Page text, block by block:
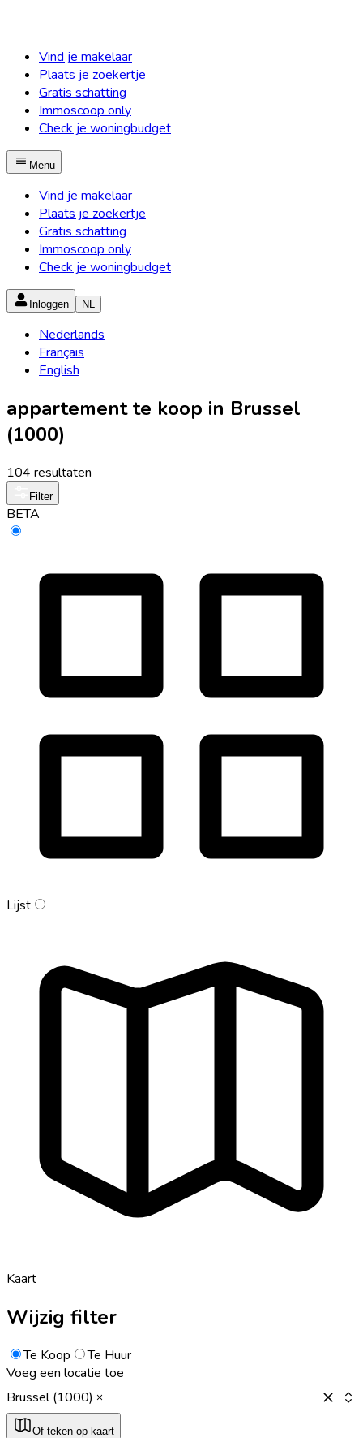
Vind je makelaar
Plaats je zoekertje
Gratis schatting
Immoscoop only
Check je woningbudget
Menu
Vind je makelaar
Plaats je zoekertje
Gratis schatting
Immoscoop only
Check je woningbudget
Inloggen NL
Nederlands
Français
English
appartement te koop in Brussel
(1000)
104 resultaten
Filter
BETA
Lijst
Kaart
Wijzig filter
Te Koop
Te Huur
Voeg een locatie toe
Brussel (1000)
Of teken op kaart